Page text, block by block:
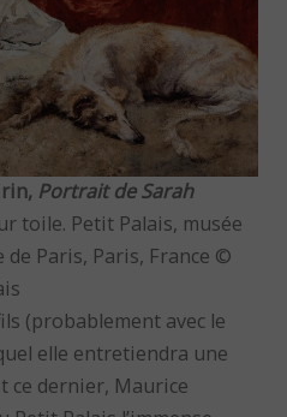
Portrait de Sarah
toile. Petit Palais, musée
de Paris, Paris, France ©
(probablement avec le
elle entretiendra une
ce dernier, Maurice